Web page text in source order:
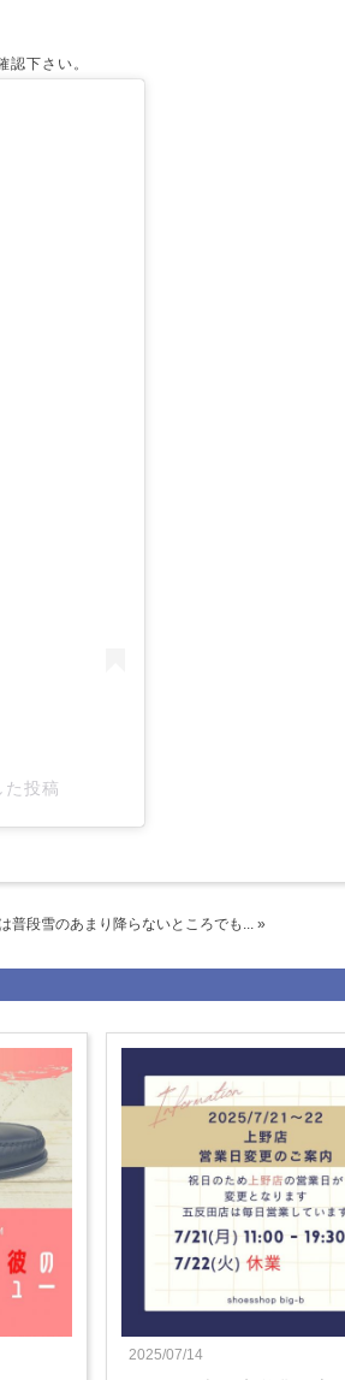
認下さい。
投稿
普段雪のあまり降らないところでも... »
2025/07/14